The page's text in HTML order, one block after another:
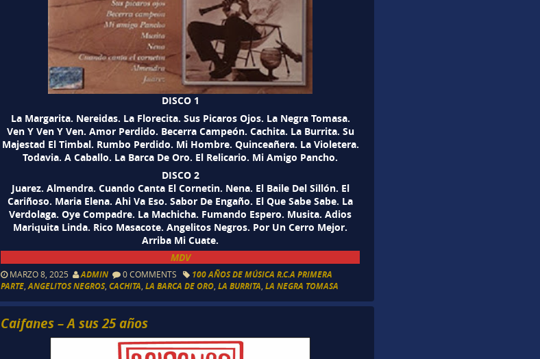
DISCO 1
La Margarita. Nereidas. La Florecita. Sus Picaros Ojos. La Negra Tomasa.
Ven Y Ven Y Ven. Amor Perdido. Becerra Campeón. Cachita. La Burrita. Su
Majestad El Timbal. Rumbo Perdido. Mi Hombre. Quinceañera. La Violetera.
Todavia. A Caballo. La Barca De Oro. El Relicario. Mi Amigo Pancho.
DISCO 2
Juarez. Almendra. Cuando Canta El Cornetin. Nena. El Baile Del Sillón. El
Cariñoso. Maria Elena. Ahi Va Eso. Sabor De Engaño. El Que Sabe Sabe. La
Verdolaga. Oye Compadre. La Machicha. Fumando Espero. Musita. Adios
Mariquita Linda. Rico Masacote. Angelitos Negros. Por Un Cerro Mejor.
Arriba Mi Cuate.
MDV
MARZO 8, 2025 ADMIN 0 COMMENTS
100 AÑOS DE MÚSICA R.C.A PRIMERA
PARTE ,ANGELITOS NEGROS,CACHITA ,LA BARCA DE ORO ,LA BURRITA ,LA NEGRA TOMASA
Caifanes – A sus 25 años